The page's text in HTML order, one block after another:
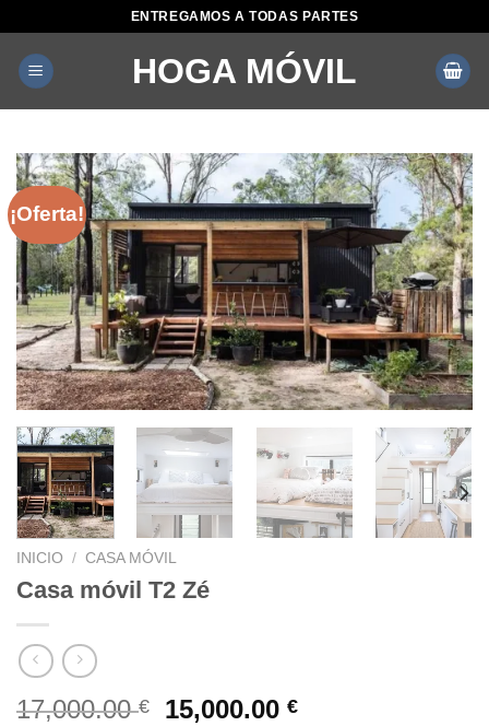
contenido
ENTREGAMOS A TODAS PARTES
HOGA MÓVIL
¡Oferta!
INICIO / CASA MÓVIL
Casa móvil T2 Zé
17,000.00€
El
15,000.00€El